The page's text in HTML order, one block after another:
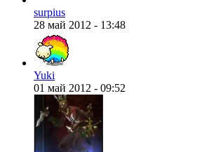
surpius
28 май 2012 - 13:48
Yuki
01 май 2012 - 09:52